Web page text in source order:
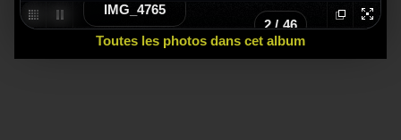
2/ 46
IMG_4765
Toutes les photos dans cet album